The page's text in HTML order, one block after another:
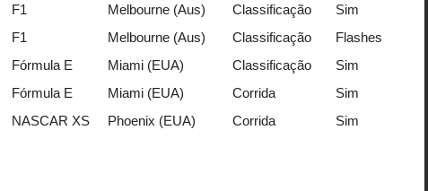
F1 Melbourne (Aus) Classificação
Sim
F1 Melbourne (Aus) Classificação
Flashes
Fórmula E Miami (EUA) Classificação
Sim
Fórmula E Miami (EUA) Corrida
Sim
NASCAR XS Phoenix (EUA) Corrida Sim